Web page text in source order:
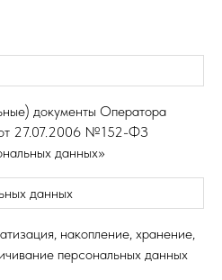
документы Оператора
27.07.2006 №152-ФЗ
данных»
данных
накопление, хранение,
персональных данных